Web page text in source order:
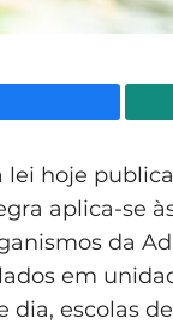
lei hoje
aplica-se
da
em
dia, escolas